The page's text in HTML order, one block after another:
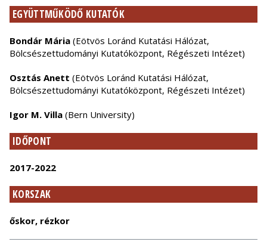
EGYÜTTMŰKÖDŐ KUTATÓK
Bondár Mária (Eötvös Loránd Kutatási Hálózat,
Bölcsészettudományi Kutatóközpont, Régészeti Intézet)
Osztás Anett (Eötvös Loránd Kutatási Hálózat,
Bölcsészettudományi Kutatóközpont, Régészeti Intézet)
Igor M. Villa (Bern University)
IDŐPONT
2017-2022
KORSZAK
őskor, rézkor